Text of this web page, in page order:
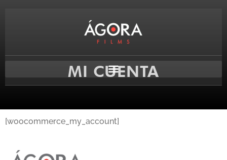
MI CUENTA
[woocommerce_my_account]